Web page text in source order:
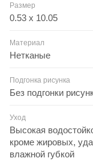
Размер
0.53 x 10.05
Материал
Нетканые
Подгонка рисунка
Без подгонки
Уход
Высокая
кроме жировых,
влажной губкой